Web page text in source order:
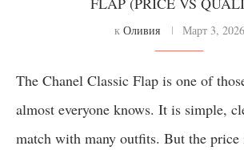
к Оливия Март 3, 2026
The Chanel Classic Flap is one of
almost everyone knows. It is simple,
match with many outfits. But the